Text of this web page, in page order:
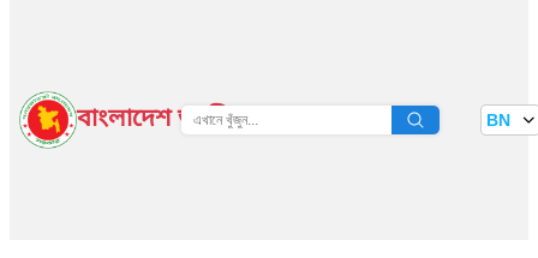
বাংলাদেশ জাতীয় তথ্য বাতায়ন BN